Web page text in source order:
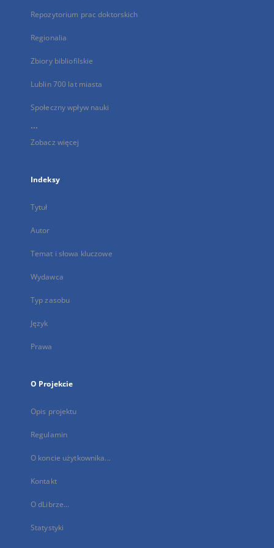
Repozytorium prac doktorskich
Regionalia
Zbiory bibliofilskie
Lublin 700 lat miasta
Społeczny wpływ nauki
...
Zobacz więcej
Indeksy
Tytuł
Autor
Temat i słowa kluczowe
Wydawca
Typ zasobu
Język
Prawa
O Projekcie
Opis projektu
Regulamin
O koncie użytkownika...
Kontakt
O dLibrze...
Statystyki